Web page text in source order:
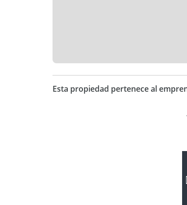
Esta propiedad pertenece al